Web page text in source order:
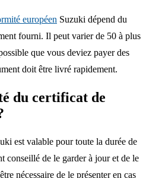
européen Suzuki dépend du
fourni. Il peut varier de 50 à plus
que vous deviez payer des
doit être livré rapidement.
du certificat de
est valable pour toute la durée de
conseillé de le garder à jour et de le
nécessaire de le présenter en cas